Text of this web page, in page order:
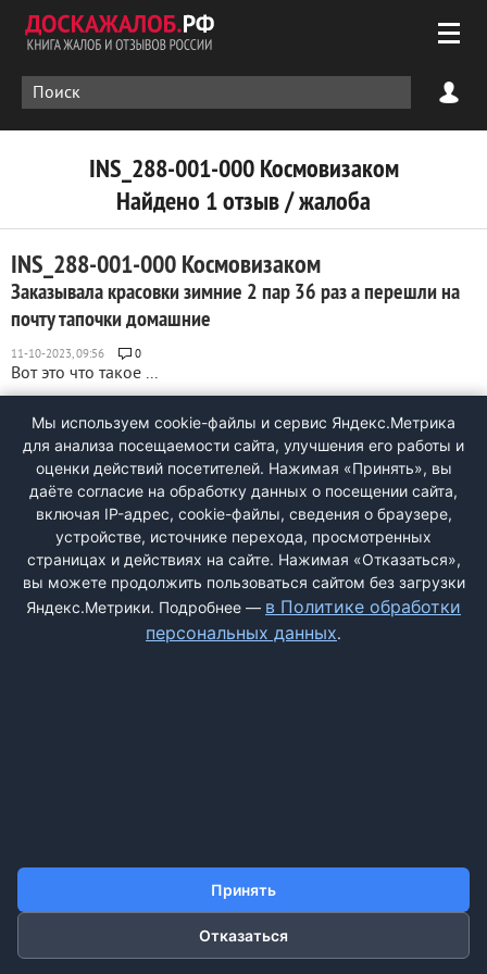
INS_288-001-000 Космовизаком
Найдено 1 отзыв / жалоба
INS_288-001-000 Космовизаком
Заказывала красовки зимние 2 пар 36 раз а перешли на
почту тапочки домашние
0
Вот это что такое ...
ДОБАВИТЬ ЖАЛОБУ
КОНТАКТЫ
Мы используем cookie-файлы и сервис Яндекс.Метрика
для анализа посещаемости сайта, улучшения его работы и
оценки действий посетителей. Нажимая «Принять», вы
даёте согласие на обработку данных о посещении сайта,
включая IP-адрес, cookie-файлы, сведения о браузере,
устройстве, источнике перехода, просмотренных
страницах и действиях на сайте. Нажимая «Отказаться»,
вы можете продолжить пользоваться сайтом без загрузки
Яндекс.Метрики. Подробнее — в Политике обработки
персональных данных.
Принять
Отказаться